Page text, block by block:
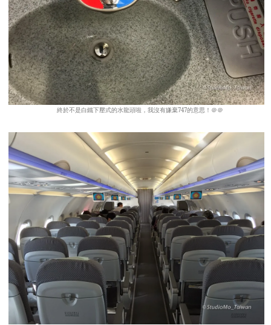
終於不是白鐵下壓式的水龍頭啦，我沒有嫌棄747的意思！＠＠